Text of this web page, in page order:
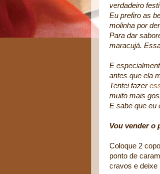
verdadeiro
Eu prefiro as
molinha por
Para dar
maracujá.
E
antes que ela
Tentei fazer
muito mais
E sabe que eu
Vou vender o
Coloque 2
ponto de
cravos e deixe